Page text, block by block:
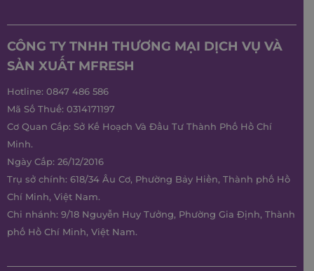
CÔNG TY TNHH THƯƠNG MẠI DỊCH VỤ VÀ
SẢN XUẤT MFRESH
Hotline: 0847 486 586
Mã Số Thuế: 0314171197
Cơ Quan Cấp: Sở Kế Hoạch Và Đầu Tư Thành Phố Hồ Chí
Minh.
Ngày Cấp: 26/12/2016
Trụ sở chính: 618/34 Âu Cơ, Phường Bảy Hiền, Thành phố Hồ
Chí Minh, Việt Nam.
Chi nhánh: 9/18 Nguyễn Huy Tưởng, Phường Gia Định, Thành
phố Hồ Chí Minh, Việt Nam.